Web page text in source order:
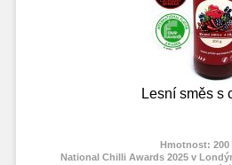
Lesní směs s
Hmotnost: 200
National Chilli Awards 2025 v